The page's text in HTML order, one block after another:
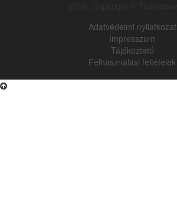
Adatvédelmi nyilatkozat
Impresszum
Tájékoztató
Felhasználási feltételek